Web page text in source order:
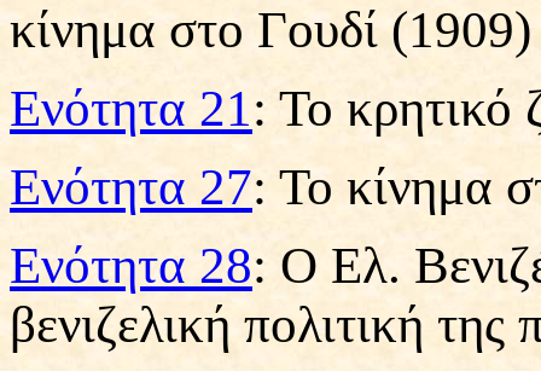
κίνημα στο Γουδί (1909)
Ενότητα 21: Το κρητικό
Ενότητα 27: Το κίνημα
Ενότητα 28: Ο Ελ.
βενιζελική πολιτική